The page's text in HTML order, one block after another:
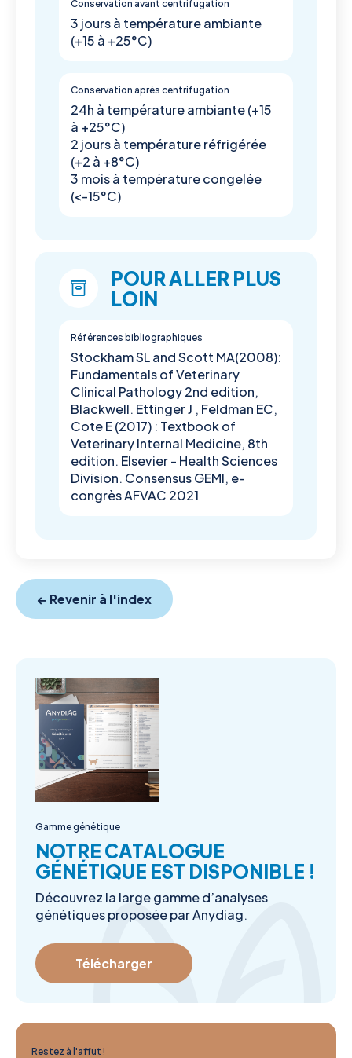
Conservation avant centrifugation
3 jours à température ambiante
(+15 à +25°C)
Conservation après centrifugation
24h à température ambiante (+15
à +25°C)
2 jours à température réfrigérée
(+2 à +8°C)
3 mois à température congelée
(<-15°C)
POUR ALLER PLUS
LOIN
Références bibliographiques
Stockham SL and Scott MA(2008):
Fundamentals of Veterinary
Clinical Pathology 2nd edition,
Blackwell. Ettinger J , Feldman EC,
Cote E (2017) : Textbook of
Veterinary Internal Medicine, 8th
edition. Elsevier - Health Sciences
Division. Consensus GEMI, e-
congrès AFVAC 2021
← Revenir à l'index
Gamme génétique
NOTRE CATALOGUE
GÉNÉTIQUE EST DISPONIBLE !
Découvrez la large gamme d’analyses
génétiques proposée par Anydiag.
Télécharger
Restez à l'affut !